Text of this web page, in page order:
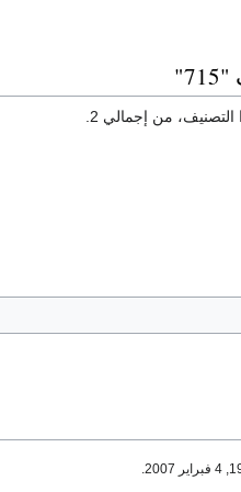
التصنيف، من إجمالي 2.